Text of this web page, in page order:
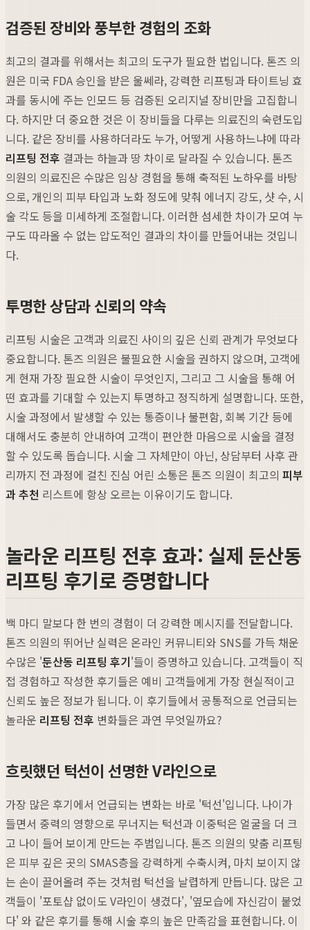
검증된 장비와 풍부한 경험의 조화
최고의 결과를 위해서는 최고의 도구가 필요한 법입니다. 톤즈 의
원은 미국 FDA 승인을 받은 울쎄라, 강력한 리프팅과 타이트닝 효
과를 동시에 주는 인모드 등 검증된 오리지널 장비만을 고집합니
다. 하지만 더 중요한 것은 이 장비들을 다루는 의료진의 숙련도입
니다. 같은 장비를 사용하더라도 누가, 어떻게 사용하느냐에 따라
리프팅 전후 결과는 하늘과 땅 차이로 달라질 수 있습니다. 톤즈
의원의 의료진은 수많은 임상 경험을 통해 축적된 노하우를 바탕
으로, 개인의 피부 타입과 노화 정도에 맞춰 에너지 강도, 샷 수, 시
술 각도 등을 미세하게 조절합니다. 이러한 섬세한 차이가 모여 누
구도 따라올 수 없는 압도적인 결과의 차이를 만들어내는 것입니
다.
투명한 상담과 신뢰의 약속
리프팅 시술은 고객과 의료진 사이의 깊은 신뢰 관계가 무엇보다
중요합니다. 톤즈 의원은 불필요한 시술을 권하지 않으며, 고객에
게 현재 가장 필요한 시술이 무엇인지, 그리고 그 시술을 통해 어
떤 효과를 기대할 수 있는지 투명하고 정직하게 설명합니다. 또한,
시술 과정에서 발생할 수 있는 통증이나 불편함, 회복 기간 등에
대해서도 충분히 안내하여 고객이 편안한 마음으로 시술을 결정
할 수 있도록 돕습니다. 시술 그 자체만이 아닌, 상담부터 사후 관
리까지 전 과정에 걸친 진심 어린 소통은 톤즈 의원이 최고의 피부
과 추천 리스트에 항상 오르는 이유이기도 합니다.
놀라운 리프팅 전후 효과: 실제 둔산동
리프팅 후기로 증명합니다
백 마디 말보다 한 번의 경험이 더 강력한 메시지를 전달합니다.
톤즈 의원의 뛰어난 실력은 온라인 커뮤니티와 SNS를 가득 채운
수많은 '둔산동 리프팅 후기'들이 증명하고 있습니다. 고객들이 직
접 경험하고 작성한 후기들은 예비 고객들에게 가장 현실적이고
신뢰도 높은 정보가 됩니다. 이 후기들에서 공통적으로 언급되는
놀라운 리프팅 전후 변화들은 과연 무엇일까요?
흐릿했던 턱선이 선명한 V라인으로
가장 많은 후기에서 언급되는 변화는 바로 '턱선'입니다. 나이가
들면서 중력의 영향으로 무너지는 턱선과 이중턱은 얼굴을 더 크
고 나이 들어 보이게 만드는 주범입니다. 톤즈 의원의 맞춤 리프팅
은 피부 깊은 곳의 SMAS층을 강력하게 수축시켜, 마치 보이지 않
는 손이 끌어올려 주는 것처럼 턱선을 날렵하게 만듭니다. 많은 고
객들이 '포토샵 없이도 V라인이 생겼다', '옆모습에 자신감이 붙었
다' 와 같은 후기를 통해 시술 후의 높은 만족감을 표현합니다. 이